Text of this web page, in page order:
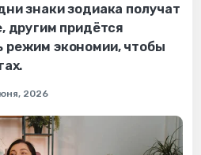
знаки зодиака получат
другим придётся
режим экономии, чтобы
2026